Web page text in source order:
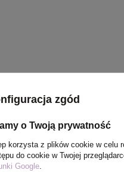
zgód
o Twoją prywatność
korzysta z plików cookie w celu
do cookie w Twojej
Google